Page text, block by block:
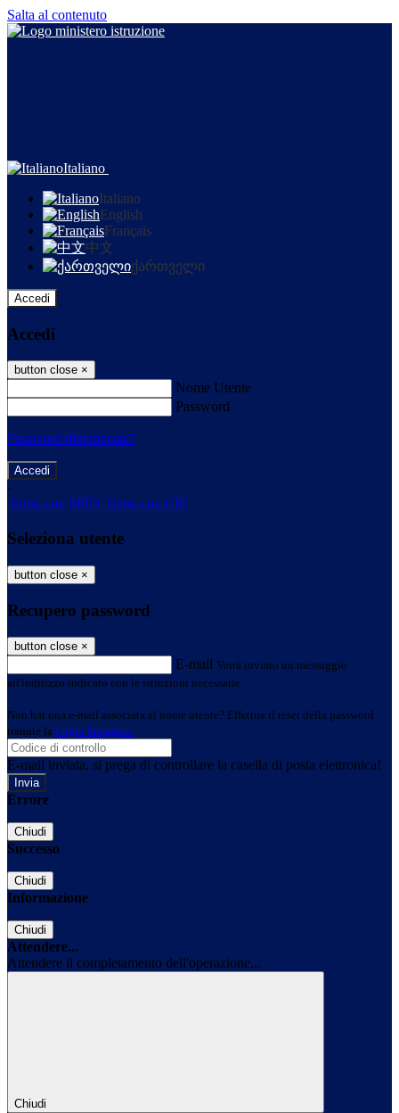
Salta al contenuto
Italiano
Italiano
English
Français
中文
ქართველი
Accedi
Accedi
button close ×
Nome Utente
Password
Password dimenticata?
-
Entra con SPID Entra con CIE
Seleziona utente
button close ×
Recupero password
button close ×
E-mail Verrà inviato un messaggio
all'indirizzo indicato con le istruzioni necessarie.
Non hai una e-mail associata al nome utente? Effettua il reset della password
tramite la Login Spaggiari
E-mail inviata, si prega di controllare la casella di posta elettronica!
Errore
Chiudi
Successo
Chiudi
Informazione
Chiudi
Attendere...
Attendere il completamento dell'operazione...
Chiudi